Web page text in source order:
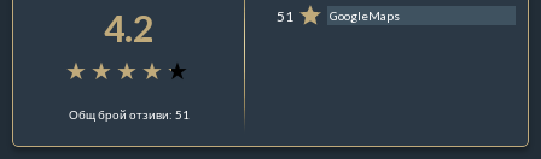
4.2
Общ брой отзиви: 51
51 GoogleMaps